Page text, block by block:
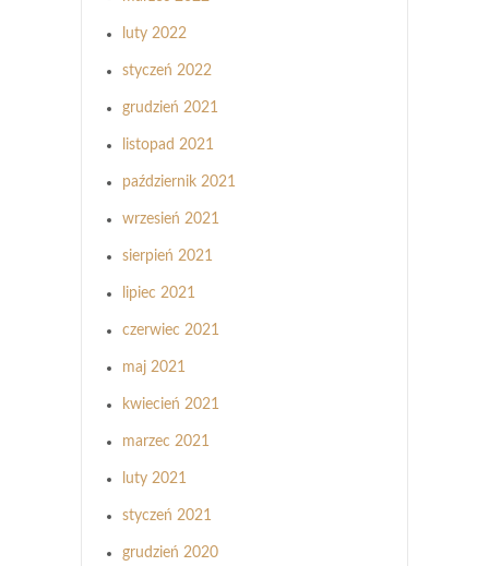
luty 2022
styczeń 2022
grudzień 2021
listopad 2021
październik 2021
wrzesień 2021
sierpień 2021
lipiec 2021
czerwiec 2021
maj 2021
kwiecień 2021
marzec 2021
luty 2021
styczeń 2021
grudzień 2020